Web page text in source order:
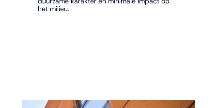
het milieu.